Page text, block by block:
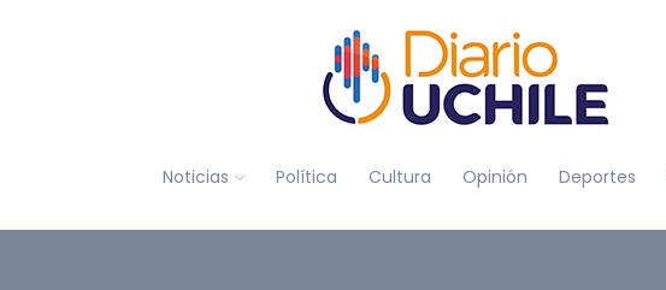
Noticias Política Cultura Opinión Deportes